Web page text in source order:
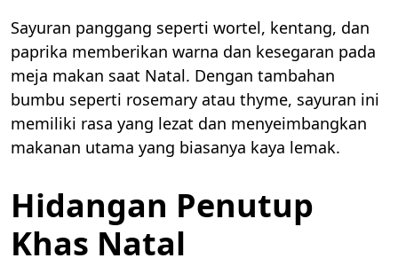
Sayuran panggang seperti wortel, kentang, dan
paprika memberikan warna dan kesegaran pada
meja makan saat Natal. Dengan tambahan
bumbu seperti rosemary atau thyme, sayuran ini
memiliki rasa yang lezat dan menyeimbangkan
makanan utama yang biasanya kaya lemak.
Hidangan Penutup
Khas Natal